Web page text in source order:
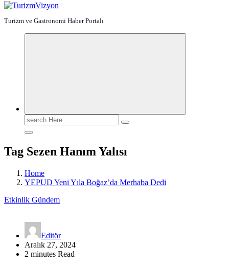
Turizm ve Gastronomi Haber Portalı
Search
for:
Tag Sezen Hanım Yalısı
Home
YEPUD Yeni Yıla Boğaz’da Merhaba Dedi
Etkinlik Gündem
Editör
Aralık 27, 2024
2 minutes Read